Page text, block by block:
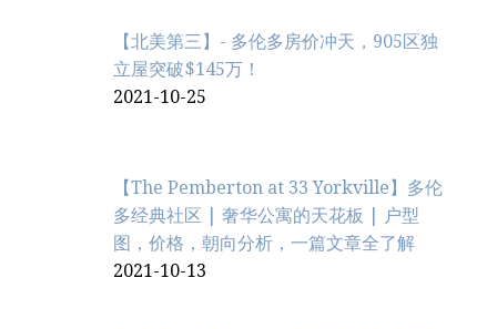
【北美第三】- 多伦多房价冲天，905区独
立屋突破$145万！
2021-10-25
【The Pemberton at 33 Yorkville】多伦
多经典社区 | 奢华公寓的天花板 | 户型
图，价格，朝向分析，一篇文章全了解
2021-10-13